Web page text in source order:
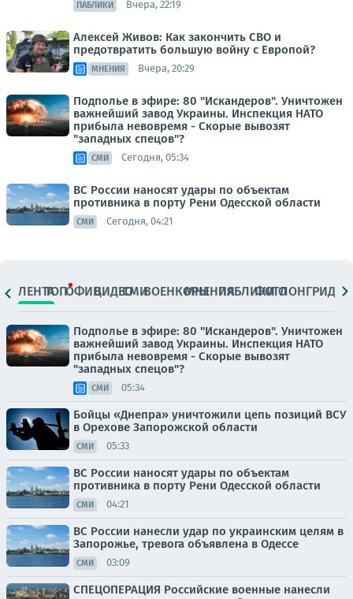
ПАБЛИКИ Вчера, 22:19
Алексей Живов: Как закончить СВО и
предотвратить большую войну с Европой?
МНЕНИЯ Вчера, 20:29
Подполье в эфире: 80 "Искандеров". Уничтожен
важнейший завод Украины. Инспекция НАТО
прибыла невовремя - Скорые вывозят
"западных спецов"?
СМИ Сегодня, 05:34
ВС России наносят удары по объектам
противника в порту Рени Одесской области
СМИ Сегодня, 04:21
ЛЕНТАТОПОФИЦ.ВИДЕОСМИВОЕНКОРЫМНЕНИЯПАБЛИКИ
ФОТОЛОНГРИДЫ
Подполье в эфире: 80 "Искандеров". Уничтожен
важнейший завод Украины. Инспекция НАТО
прибыла невовремя - Скорые вывозят
"западных спецов"?
СМИ 05:34
Бойцы «Днепра» уничтожили цепь позиций ВСУ
в Орехове Запорожской области
СМИ 05:33
ВС России наносят удары по объектам
противника в порту Рени Одесской области
СМИ 04:21
ВС России нанесли удар по украинским целям в
Запорожье, тревога объявлена в Одессе
СМИ 03:09
СПЕЦОПЕРАЦИЯ Российские военные нанесли